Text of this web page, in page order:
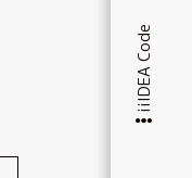
iiIDEA Code